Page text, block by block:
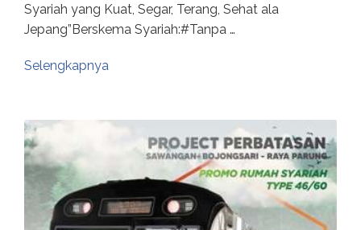
Syariah yang Kuat, Segar, Terang, Sehat ala
Jepang”Berskema Syariah:#Tanpa …
Selengkapnya